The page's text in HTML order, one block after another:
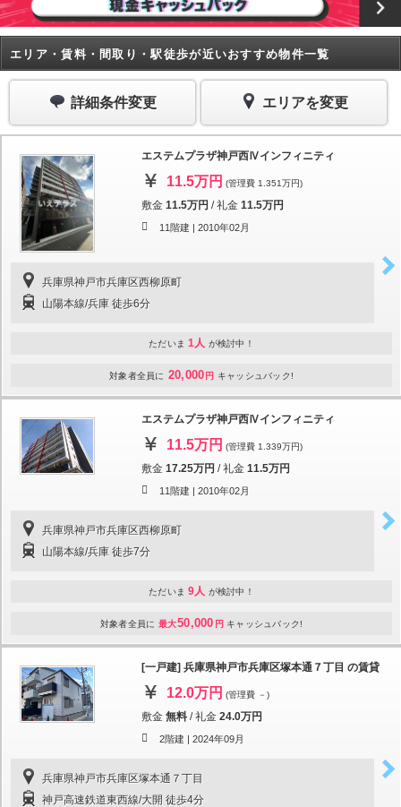
エリア・賃料・間取り・駅徒歩が近いおすすめ物件一覧
詳細条件変更 エリアを変更
エステムプラザ神戸西Ⅳインフィニティ
11.5万円 (管理費 1.351万円)
敷金 11.5万円 /礼金 11.5万円
11階建 | 2010年02月
兵庫県神戸市兵庫区西柳原町
山陽本線/兵庫 徒歩6分
ただいま 1人 が検討中！
対象者全員に 20,000 円 キャッシュバック!
エステムプラザ神戸西Ⅳインフィニティ
11.5万円 (管理費 1.339万円)
敷金 17.25万円 /礼金 11.5万円
11階建 | 2010年02月
兵庫県神戸市兵庫区西柳原町
山陽本線/兵庫 徒歩7分
ただいま 9人 が検討中！
対象者全員に 最大50,000 円 キャッシュバック!
[一戸建] 兵庫県神戸市兵庫区塚本通７丁目 の賃貸
12.0万円 (管理費 －)
敷金 無料 /礼金 24.0万円
2階建 | 2024年09月
兵庫県神戸市兵庫区塚本通７丁目
神戸高速鉄道東西線/大開 徒歩4分